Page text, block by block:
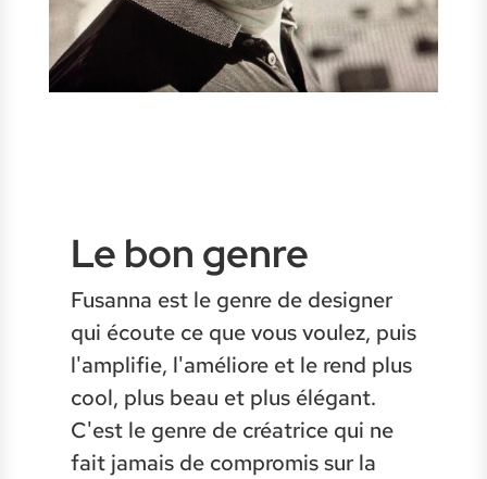
Le bon genre
Fusanna est le genre de designer
qui écoute ce que vous voulez, puis
l'amplifie, l'améliore et le rend plus
cool, plus beau et plus élégant.
C'est le genre de créatrice qui ne
fait jamais de compromis sur la